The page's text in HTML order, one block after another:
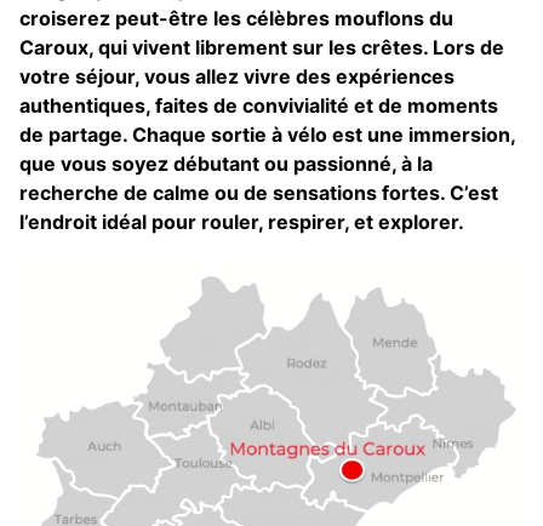
croiserez peut-être les célèbres mouflons du
Caroux, qui vivent librement sur les crêtes. Lors de
votre séjour, vous allez vivre des expériences
authentiques, faites de convivialité et de moments
de partage. Chaque sortie à vélo est une immersion,
que vous soyez débutant ou passionné, à la
recherche de calme ou de sensations fortes. C’est
l’endroit idéal pour rouler, respirer, et explorer.